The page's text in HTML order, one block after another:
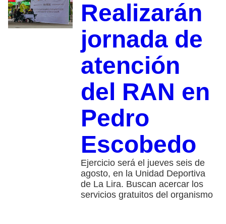
Realizarán
jornada de
atención
del RAN en
Pedro
Escobedo
Ejercicio será el jueves seis de
agosto, en la Unidad Deportiva
de La Lira. Buscan acercar los
servicios gratuitos del organismo